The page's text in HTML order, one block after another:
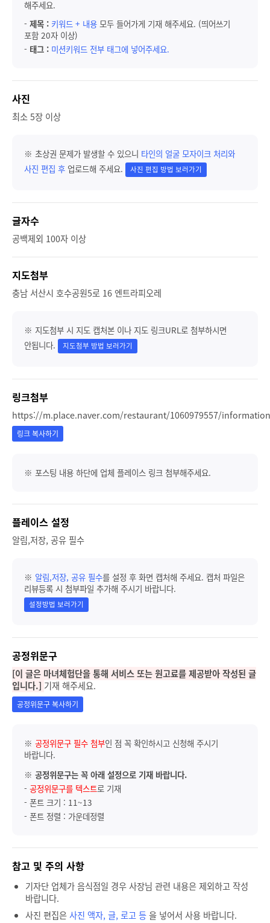
해주세요.
- 제목 : 키워드 + 내용 모두 들어가게 기재 해주세요. (띄어쓰기
포함 20자 이상)
- 태그 : 미션키워드 전부 태그에 넣어주세요.
사진
최소 5장 이상
※ 초상권 문제가 발생할 수 있으니 타인의 얼굴 모자이크 처리와
사진 편집 후 업로드해 주세요. 사진 편집 방법 보러가기
글자수
공백제외 100자 이상
지도첨부
충남 서산시 호수공원5로 16 엔트라피오레
※ 지도첨부 시 지도 캡처본 이나 지도 링크URL로 첨부하시면
안됩니다.
지도첨부 방법 보러가기
링크첨부
https://m.place.naver.com/restaurant/1060979557/information
링크 복사하기
※ 포스팅 내용 하단에 업체 플레이스 링크 첨부해주세요.
플레이스 설정
알림,저장, 공유 필수
※ 알림,저장, 공유 필수를 설정 후 화면 캡처해 주세요. 캡처 파일은
리뷰등록 시 첨부파일 추가해 주시기 바랍니다.
설정방법 보러가기
공정위문구
[이 글은 마녀체험단을 통해 서비스 또는 원고료를 제공받아 작성된 글
입니다.] 기재 해주세요.
공정위문구 복사하기
※ 공정위문구 필수 첨부인 점 꼭 확인하시고 신청해 주시기
바랍니다.
※ 공정위문구는 꼭 아래 설정으로 기재 바랍니다.
- 공정위문구를 텍스트로 기재
- 폰트 크기 : 11~13
- 폰트 정렬 : 가운데정렬
참고 및 주의 사항
기자단 업체가 음식점일 경우 사장님 관련 내용은 제외하고 작성
바랍니다.
사진 편집은사진 액자, 글, 로고 등을 넣어서 사용 바랍니다.